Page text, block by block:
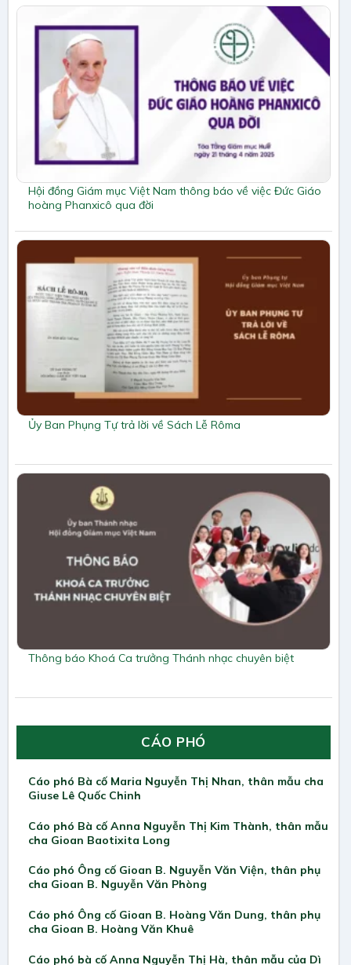
Hội đồng Giám mục Việt Nam thông báo về việc Đức Giáo
hoàng Phanxicô qua đời
Ủy Ban Phụng Tự trả lời về Sách Lễ Rôma
Thông báo Khoá Ca trưởng Thánh nhạc chuyên biệt
CÁO PHÓ
Cáo phó Bà cố Maria Nguyễn Thị Nhan, thân mẫu cha
Giuse Lê Quốc Chinh
Cáo phó Bà cố Anna Nguyễn Thị Kim Thành, thân mẫu
cha Gioan Baotixita Long
Cáo phó Ông cố Gioan B. Nguyễn Văn Viện, thân phụ
cha Gioan B. Nguyễn Văn Phòng
Cáo phó Ông cố Gioan B. Hoàng Văn Dung, thân phụ
cha Gioan B. Hoàng Văn Khuê
Cáo phó bà cố Anna Nguyễn Thị Hà, thân mẫu của Dì